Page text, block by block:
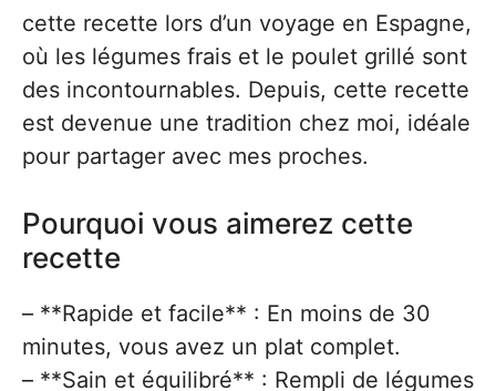
cette recette lors d’un voyage en Espagne,
où les légumes frais et le poulet grillé sont
des incontournables. Depuis, cette recette
est devenue une tradition chez moi, idéale
pour partager avec mes proches.
Pourquoi vous aimerez cette
recette
– **Rapide et facile** : En moins de 30
minutes, vous avez un plat complet.
– **Sain et équilibré** : Rempli de légumes